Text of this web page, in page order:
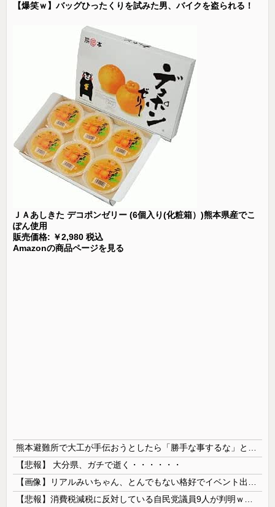
【爆笑ｗ】バッグひったくりを試みた男、バイクを盗られる！
ＪＡあしきた デコポンゼリー (6個入り(化粧箱）)熊本県産でこ
ぽん使用
販売価格: ￥2,980 税込
Amazonの商品ページを見る
【悲報】 大分県、ガチで逝く・・・・・・